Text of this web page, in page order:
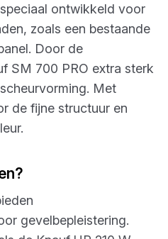
ontwikkeld voor
zoals een bestaande
Door de
SM 700 PRO extra sterk
Met
de fijne structuur en
gevelbepleistering.